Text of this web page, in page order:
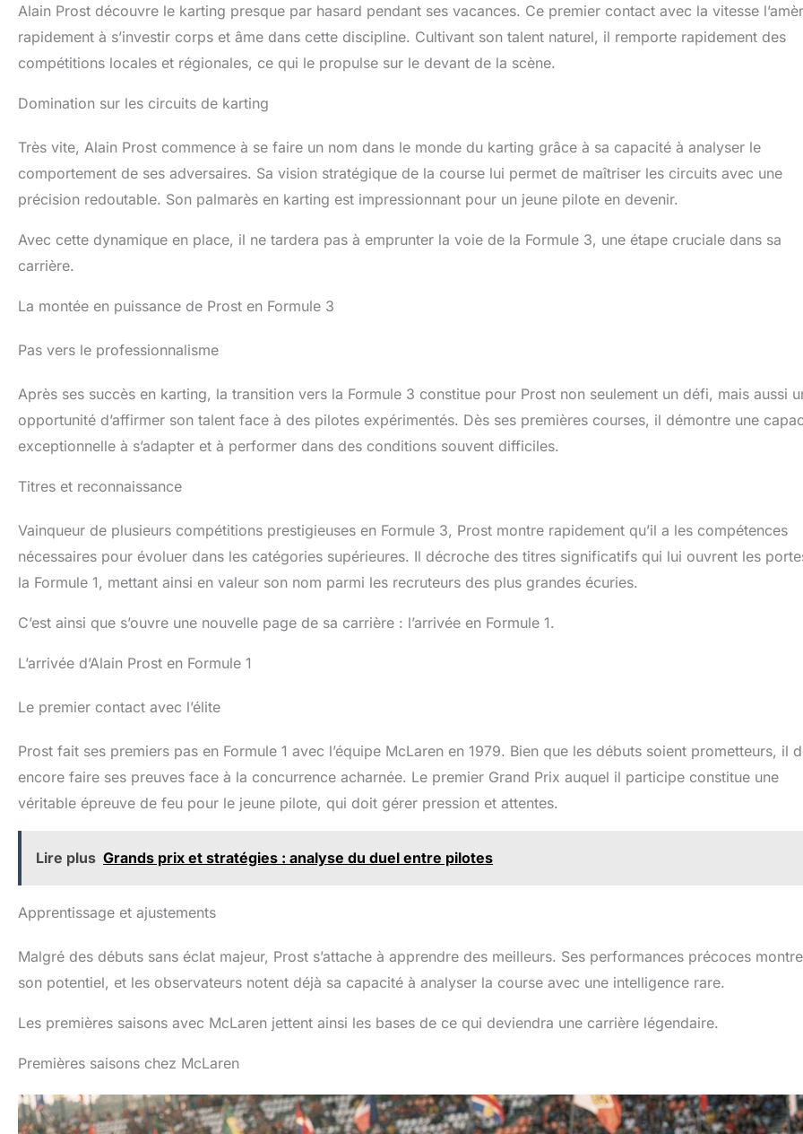
Alain Prost découvre le karting presque par hasard pendant ses vacances. Ce premier contact avec la vitesse
rapidement à s’investir corps et âme dans cette discipline. Cultivant son talent naturel, il remporte rapidement des
compétitions locales et régionales, ce qui le propulse sur le devant de la scène.
Domination sur les circuits de karting
Très vite, Alain Prost commence à se faire un nom dans le monde du karting grâce à sa capacité à analyser le
comportement de ses adversaires. Sa vision stratégique de la course lui permet de maîtriser les circuits avec une
précision redoutable. Son palmarès en karting est impressionnant pour un jeune pilote en devenir.
Avec cette dynamique en place, il ne tardera pas à emprunter la voie de la Formule 3, une étape cruciale dans sa
carrière.
La montée en puissance de Prost en Formule 3
Pas vers le professionnalisme
Après ses succès en karting, la transition vers la Formule 3 constitue pour Prost non seulement un défi, mais aussi
opportunité d’affirmer son talent face à des pilotes expérimentés. Dès ses premières courses, il démontre une
exceptionnelle à s’adapter et à performer dans des conditions souvent difficiles.
Titres et reconnaissance
Vainqueur de plusieurs compétitions prestigieuses en Formule 3, Prost montre rapidement qu’il a les compétences
nécessaires pour évoluer dans les catégories supérieures. Il décroche des titres significatifs qui lui ouvrent les
la Formule 1, mettant ainsi en valeur son nom parmi les recruteurs des plus grandes écuries.
C’est ainsi que s’ouvre une nouvelle page de sa carrière : l’arrivée en Formule 1.
L’arrivée d’Alain Prost en Formule 1
Le premier contact avec l’élite
Prost fait ses premiers pas en Formule 1 avec l’équipe McLaren en 1979. Bien que les débuts soient prometteurs, il
encore faire ses preuves face à la concurrence acharnée. Le premier Grand Prix auquel il participe constitue une
véritable épreuve de feu pour le jeune pilote, qui doit gérer pression et attentes.
Lire plus Grands prix et stratégies : analyse du duel entre pilotes
Apprentissage et ajustements
Malgré des débuts sans éclat majeur, Prost s’attache à apprendre des meilleurs. Ses performances précoces
son potentiel, et les observateurs notent déjà sa capacité à analyser la course avec une intelligence rare.
Les premières saisons avec McLaren jettent ainsi les bases de ce qui deviendra une carrière légendaire.
Premières saisons chez McLaren